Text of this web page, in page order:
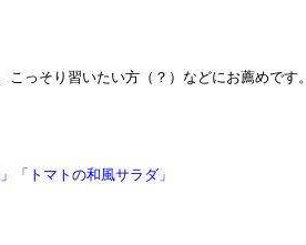
っそり習いたい方（？）などにお薦めです。
「トマトの和風サラダ」